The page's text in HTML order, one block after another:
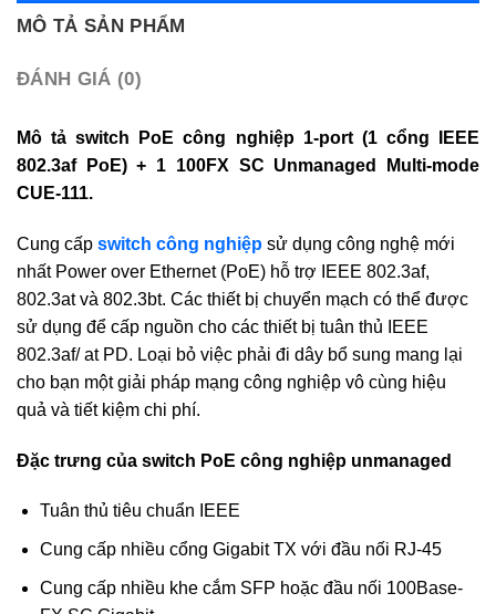
MÔ TẢ SẢN PHẨM
ĐÁNH GIÁ (0)
Mô tả switch PoE công nghiệp 1-port (1 cổng IEEE
802.3af PoE) + 1 100FX SC Unmanaged Multi-mode
CUE-111.
Cung cấp switch công nghiệp sử dụng công nghệ mới
nhất Power over Ethernet (PoE) hỗ trợ IEEE 802.3af,
802.3at và 802.3bt. Các thiết bị chuyển mạch có thể được
sử dụng để cấp nguồn cho các thiết bị tuân thủ IEEE
802.3af/ at PD. Loại bỏ việc phải đi dây bổ sung mang lại
cho bạn một giải pháp mạng công nghiệp vô cùng hiệu
quả và tiết kiệm chi phí.
Đặc trưng của switch PoE công nghiệp unmanaged
Tuân thủ tiêu chuẩn IEEE
Cung cấp nhiều cổng Gigabit TX với đầu nối RJ-45
Cung cấp nhiều khe cắm SFP hoặc đầu nối 100Base-